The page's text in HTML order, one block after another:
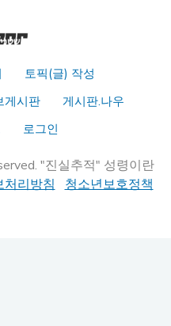
토픽(글) 작성
게시판
게시판.나우
로그인
"진실추적" 성령이란
처리방침 청소년보호정책